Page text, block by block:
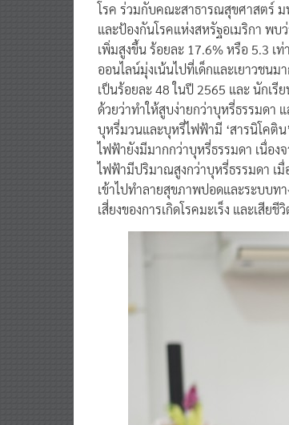
โรค ร่วมกับคณะสาธารณสุขศาสตร์
และป้องกันโรคแห่งสหรัฐอเมริกา พบ
เพิ่มสูงขึ้น ร้อยละ 17.6% หรือ 5.3 เ
ออนไลน์มุ่งเน้นไปที่เด็กและเยาวชน
เป็นร้อยละ 48 ในปี 2565 และ นักเ
ด้วยว่าทำให้สูบง่ายกว่าบุหรี่ธรรมดา
บุหรี่มวนและบุหรี่ไฟฟ้ามี ‘สารนิโคติ
ไฟฟ้ายังมีมากกว่าบุหรี่ธรรมดา เนื่อ
ไฟฟ้ามีปริมาณสูงกว่าบุหรี่ธรรมดา เมื่
เข้าไปทำลายสุขภาพปอดและระบบท
เสี่ยงของการเกิดโรคมะเร็ง และเสีย